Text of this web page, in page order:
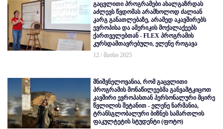
გაცვლითი პროგრამები ახალგაზრდას
აძლევს წვდომას არამხოლოდ ძალიან
კარგ განათლებაზე, არამედ აკავშირებს
ევროპისა და ამერიკის მოქალაქეებს
ქართველებთან - FLEX პროგრამის
კურსდამთავრებული, ელენე როგავა
12 / მაისი 2025
მნიშვნელოვანია, რომ გაცვლითი
პროგრამის მონაწილეებმა განვამტკიცოთ
კავშირი ევროპასთან პერსონალური მცირე
წვლილის შეტანით - ელენე ნარმანია,
ტრანსგლობალური ბიზნეს სამართლის
ფაკულტეტის სტუდენტი (ფოტო)